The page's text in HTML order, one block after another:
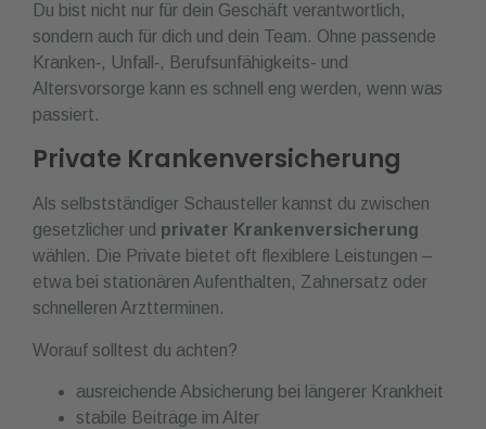
Du bist nicht nur für dein Geschäft verantwortlich,
sondern auch für dich und dein Team. Ohne passende
Kranken‑, Unfall‑, Berufs­unfähigkeits- und
Altersvorsorge kann es schnell eng werden, wenn was
passiert.
Private Krankenversicherung
Als selbstständiger Schausteller kannst du zwischen
gesetzlicher und privater Krankenversicherung
wählen. Die Private bietet oft flexiblere Leistungen –
etwa bei stationären Aufenthalten, Zahnersatz oder
schnelleren Arztterminen.
Worauf solltest du achten?
ausreichende Absicherung bei längerer Krankheit
stabile Beiträge im Alter